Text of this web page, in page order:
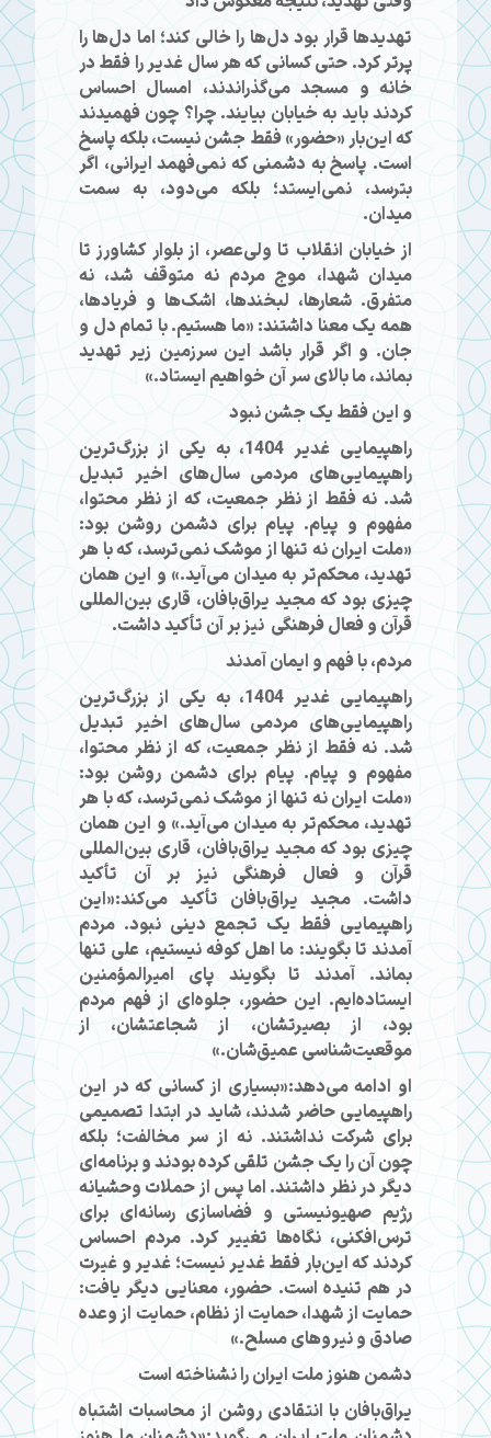
تهدیدها قرار بود دل‌ها را خالی کند؛ اما دل‌ها را
پرتر کرد. حتی کسانی که هر سال غدیر را فقط در
خانه و مسجد می‌گذراندند، امسال احساس
کردند باید به خیابان بیایند. چرا؟ چون فهمیدند
که این‌بار «حضور» فقط جشن نیست، بلکه پاسخ
است. پاسخ به دشمنی که نمی‌فهمد ایرانی، اگر
بترسد، نمی‌ایستد؛ بلکه می‌دود، به سمت
میدان.
از خیابان انقلاب تا ولی‌عصر، از بلوار کشاورز تا
میدان شهدا، موج مردم نه متوقف شد، نه
متفرق. شعارها، لبخندها، اشک‌ها و فریادها،
همه یک معنا داشتند: «ما هستیم. با تمام دل و
جان. و اگر قرار باشد این سرزمین زیر تهدید
بماند، ما بالای سر آن خواهیم ایستاد.»
و این فقط یک جشن نبود
راهپیمایی غدیر 1404، به یکی از بزرگ‌ترین
راهپیمایی‌های مردمی سال‌های اخیر تبدیل
شد. نه فقط از نظر جمعیت، که از نظر محتوا،
مفهوم و پیام. پیام برای دشمن روشن بود:
«ملت ایران نه تنها از موشک نمی‌ترسد، که با هر
تهدید، محکم‌تر به میدان می‌آید.» و این همان
چیزی بود که مجید یراق‌بافان، قاری بین‌المللی
قرآن و فعال فرهنگی نیز بر آن تأکید داشت.
مردم، با فهم و ایمان آمدند
راهپیمایی غدیر 1404، به یکی از بزرگ‌ترین
راهپیمایی‌های مردمی سال‌های اخیر تبدیل
شد. نه فقط از نظر جمعیت، که از نظر محتوا،
مفهوم و پیام. پیام برای دشمن روشن بود:
«ملت ایران نه تنها از موشک نمی‌ترسد، که با هر
تهدید، محکم‌تر به میدان می‌آید.» و این همان
چیزی بود که مجید یراق‌بافان، قاری بین‌المللی
قرآن و فعال فرهنگی نیز بر آن تأکید
داشت. مجید یراق‌بافان تأکید می‌کند:«این
راهپیمایی فقط یک تجمع دینی نبود. مردم
آمدند تا بگویند: ما اهل کوفه نیستیم، علی تنها
بماند. آمدند تا بگویند پای امیرالمؤمنین
ایستاده‌ایم. این حضور، جلوه‌ای از فهم مردم
بود، از بصیرتشان، از شجاعتشان، از
موقعیت‌شناسی عمیق‌شان.»
او ادامه می‌دهد:«بسیاری از کسانی که در این
راهپیمایی حاضر شدند، شاید در ابتدا تصمیمی
برای شرکت نداشتند. نه از سر مخالفت؛ بلکه
چون آن را یک جشن تلقی کرده بودند و برنامه‌ای
دیگر در نظر داشتند. اما پس از حملات وحشیانه
رژیم صهیونیستی و فضاسازی رسانه‌ای برای
ترس‌افکنی، نگاه‌ها تغییر کرد. مردم احساس
کردند که این‌بار فقط غدیر نیست؛ غدیر و غیرت
در هم تنیده است. حضور، معنایی دیگر یافت:
حمایت از شهدا، حمایت از نظام، حمایت از وعده
صادق و نیروهای مسلح.»
دشمن هنوز ملت ایران را نشناخته است
یراق‌بافان با انتقادی روشن از محاسبات اشتباه